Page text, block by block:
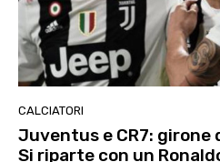
CALCIATORI
Juventus e CR7: girone
Si riparte con un